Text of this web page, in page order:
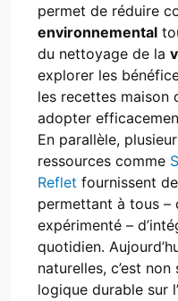
permet de réduire
environnemental
du nettoyage de la
explorer les
les recettes maison
adopter
En parallèle,
ressources comme
Reflet fournissent
permettant à tous –
expérimenté –
quotidien.
naturelles, c’est
logique durable sur l’